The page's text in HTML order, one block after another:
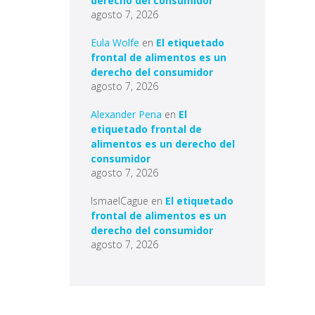
agosto 7, 2026
Eula Wolfe en El etiquetado
frontal de alimentos es un
derecho del consumidor
agosto 7, 2026
Alexander Pena en El
etiquetado frontal de
alimentos es un derecho del
consumidor
agosto 7, 2026
IsmaelCague en El etiquetado
frontal de alimentos es un
derecho del consumidor
agosto 7, 2026